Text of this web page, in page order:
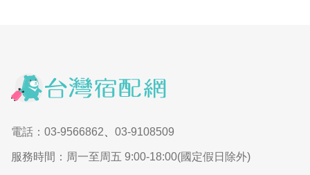
電話：03-9566862 03-9108509
服務時間：周一至周五 9:00-18:00(國定假日除外)